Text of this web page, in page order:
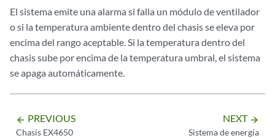
El sistema emite una alarma si falla un módulo de ventilador
o si la temperatura ambiente dentro del chasis se eleva por
encima del rango aceptable. Si la temperatura dentro del
chasis sube por encima de la temperatura umbral, el sistema
se apaga automáticamente.
arrow_backward PREVIOUS
Chasis EX4650
NEXT arrow_forward
Sistema de energía